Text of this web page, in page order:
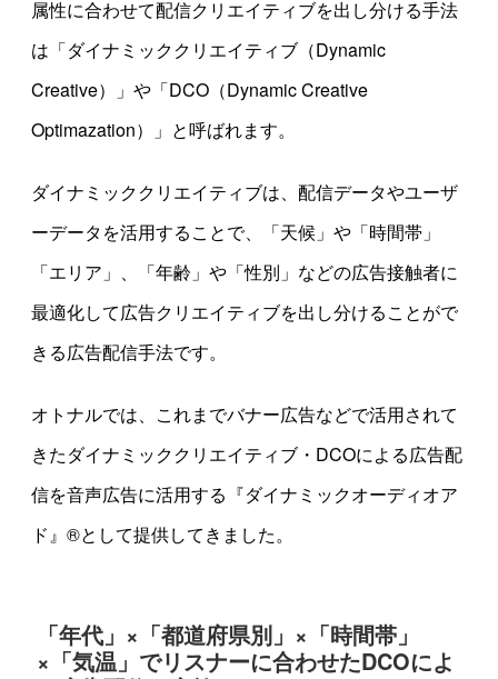
属性に合わせて配信クリエイティブを出し分ける手法
は「ダイナミッククリエイティブ（Dynamic
Creative）」や「DCO（Dynamic Creative
Optimazation）」と呼ばれます。
ダイナミッククリエイティブは、配信データやユーザ
ーデータを活用することで、「天候」や「時間帯」
「エリア」、「年齢」や「性別」などの広告接触者に
最適化して広告クリエイティブを出し分けることがで
きる広告配信手法です。
オトナルでは、これまでバナー広告などで活用されて
きたダイナミッククリエイティブ・DCOによる広告配
信を音声広告に活用する『ダイナミックオーディオア
ド』®として提供してきました。
「年代」×「都道府県別」×「時間帯」
×「気温」でリスナーに合わせたDCOによ